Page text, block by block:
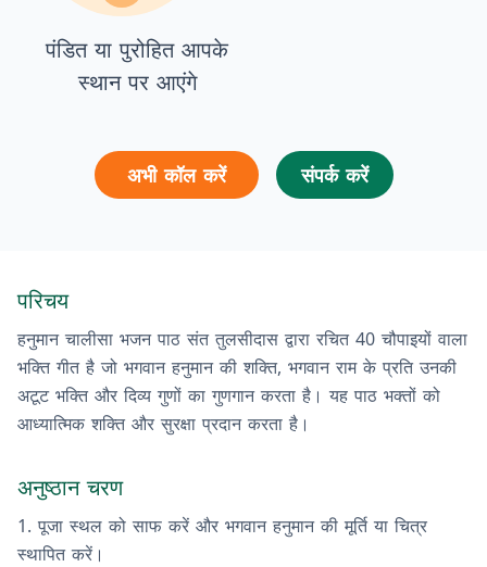
पंडित या पुरोहित आपके
स्थान पर आएंगे
अभी कॉल करें संपर्क करें
परिचय
हनुमान चालीसा भजन पाठ संत तुलसीदास द्वारा रचित 40 चौपाइयों वाला
भक्ति गीत है जो भगवान हनुमान की शक्ति, भगवान राम के प्रति उनकी
अटूट भक्ति और दिव्य गुणों का गुणगान करता है। यह पाठ भक्तों को
आध्यात्मिक शक्ति और सुरक्षा प्रदान करता है।
अनुष्ठान चरण
पूजा स्थल को साफ करें और भगवान हनुमान की मूर्ति या चित्र
स्थापित करें।